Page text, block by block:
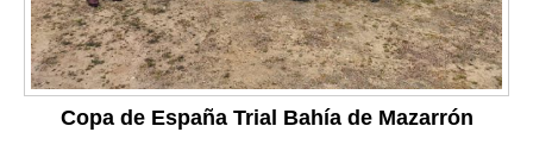
Copa de España Trial Bahía de Mazarrón